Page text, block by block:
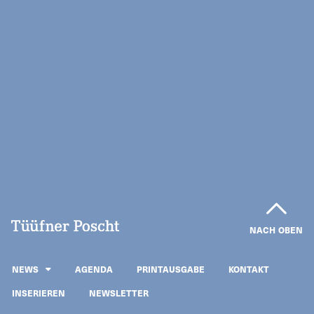
NACH OBEN
NEWS AGENDA PRINTAUSGABE
KONTAKT
INSERIEREN
NEWSLETTER